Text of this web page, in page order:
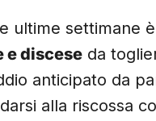
ultime settimane
e discese da
anticipato da
alla riscossa